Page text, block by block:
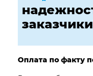
Оплата по факту